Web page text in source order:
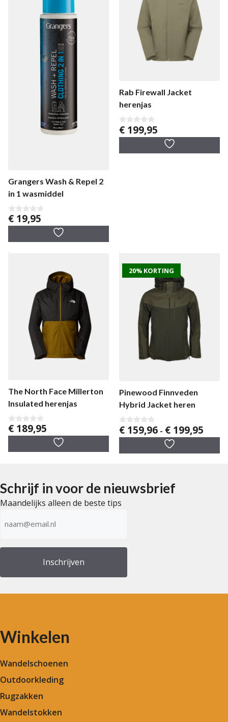
Grangers Wash & Repel 2
in 1 wasmiddel
0
v
€ 19,95
Rab Firewall Jacket
herenjas
0
v
€ 199,95
The North Face Millerton
Insulated herenjas
0
v
€ 189,95
20% KORTING
Pinewood Finnveden
Hybrid Jacket heren
0
v
5
€ 159,96 - € 199,95
€
Schrijf in voor de nieuwsbrief
Maandelijks alleen de beste tips
mailadres
Winkelen
Wandelschoenen
Outdoorkleding
Rugzakken
Wandelstokken